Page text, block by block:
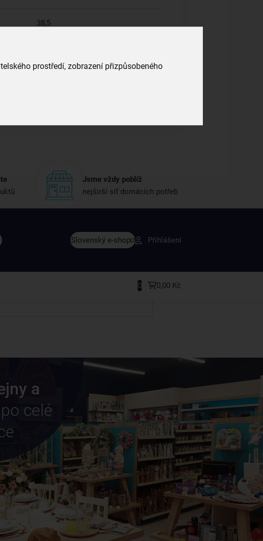
prostředí, zobrazení přizpůsobeného
38,5
Jsme vždy poblíž
nejširší síť domácích potřeb
Slovenský e-shop Přihlášení
0 0,00 Kč
a
po celé